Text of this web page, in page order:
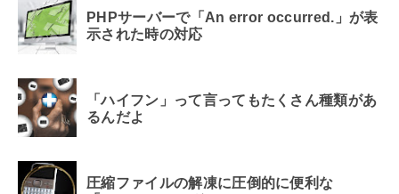
PHPサーバーで「An error occurred.」が表
示された時の対応
「ハイフン」って言ってもたくさん種類があ
るんだよ
圧縮ファイルの解凍に圧倒的に便利な